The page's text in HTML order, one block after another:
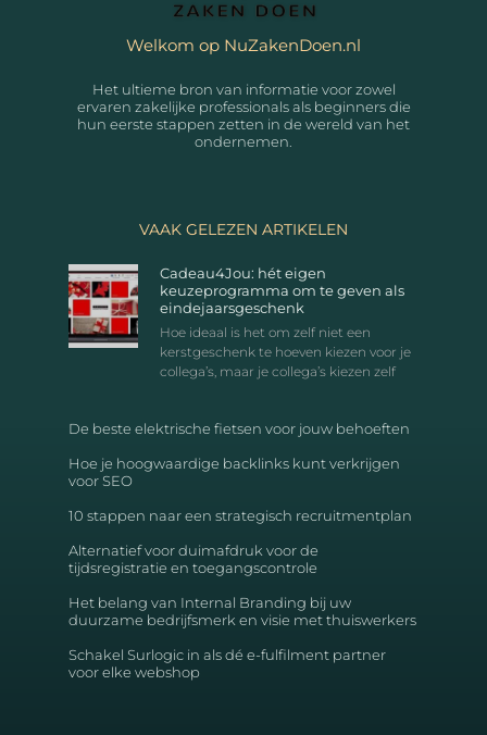
Welkom op NuZakenDoen.nl
Het ultieme bron van informatie voor zowel
ervaren zakelijke professionals als beginners die
hun eerste stappen zetten in de wereld van het
ondernemen.
VAAK GELEZEN ARTIKELEN
Cadeau4Jou: hét eigen
keuzeprogramma om te geven als
eindejaarsgeschenk
Hoe ideaal is het om zelf niet een
kerstgeschenk te hoeven kiezen voor je
collega’s, maar je collega’s kiezen zelf
De beste elektrische fietsen voor jouw behoeften
Hoe je hoogwaardige backlinks kunt verkrijgen
voor SEO
10 stappen naar een strategisch recruitmentplan
Alternatief voor duimafdruk voor de
tijdsregistratie en toegangscontrole
Het belang van Internal Branding bij uw
duurzame bedrijfsmerk en visie met thuiswerkers
Schakel Surlogic in als dé e-fulfilment partner
voor elke webshop